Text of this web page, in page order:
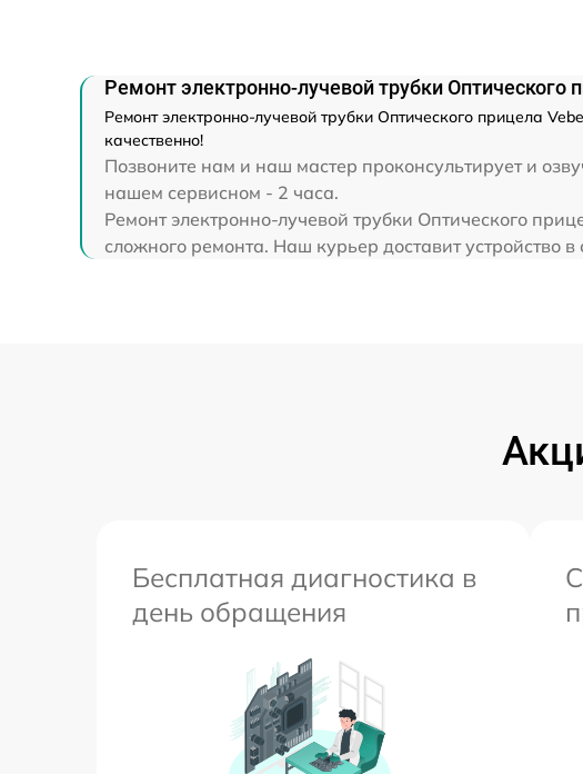
Ремонт электронно-лучевой трубки Оптического
Ремонт электронно-лучевой трубки Оптического прицела
качественно!
Позвоните нам и наш мастер проконсультирует и
нашем сервисном - 2 часа.
Ремонт электронно-лучевой трубки Оптического
сложного ремонта. Наш курьер доставит устройство
Бесплатная диагностика в
день обращения